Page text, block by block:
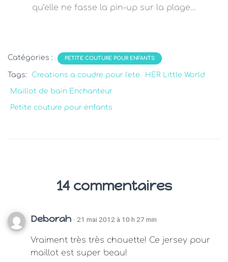
qu’elle ne fasse la pin-up sur la plage…
Catégories : PETITE COUTURE POUR ENFANTS
Tags: Creations a coudre pour l'ete HER Little World
Maillot de bain Enchanteur
Petite couture pour enfants
14 commentaires
Deborah · 21 mai 2012 à 10 h 27 min
Vraiment très très chouette! Ce jersey pour
maillot est super beau!